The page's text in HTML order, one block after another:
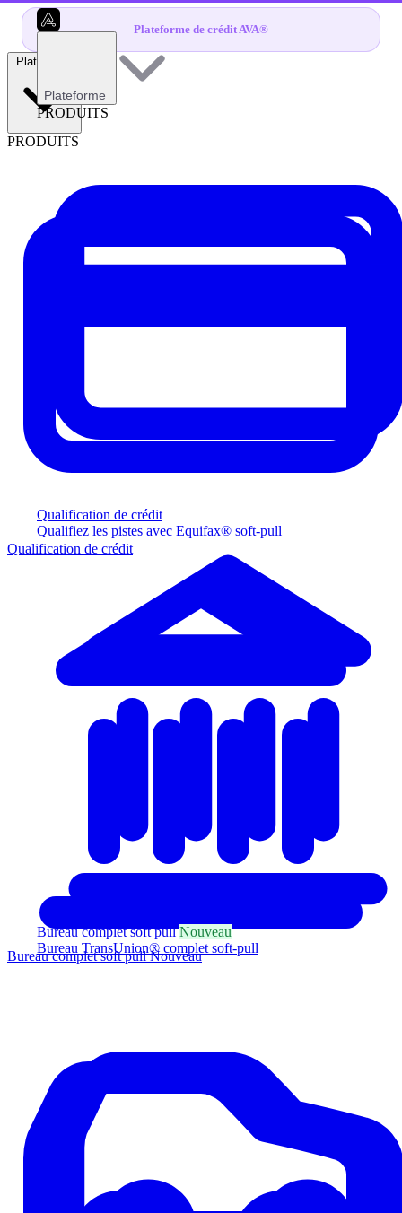
Plateforme de crédit AVA®
Plateforme
PRODUITS
Qualification de crédit
Qualifiez les pistes avec Equifax® soft-pull
Bureau complet soft pullNouveau
Bureau TransUnion® complet soft-pull
Plateforme
PRODUITS
Qualification de crédit
Bureau complet soft pullNouveau